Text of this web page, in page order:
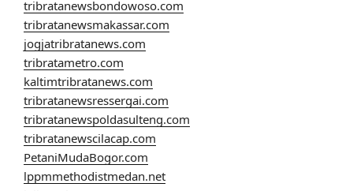
tribratanewsbondowoso.com
tribratanewsmakassar.com
jogjatribratanews.com
tribratametro.com
kaltimtribratanews.com
tribratanewsressergai.com
tribratanewspoldasulteng.com
tribratanewscilacap.com
PetaniMudaBogor.com
lppmmethodistmedan.net